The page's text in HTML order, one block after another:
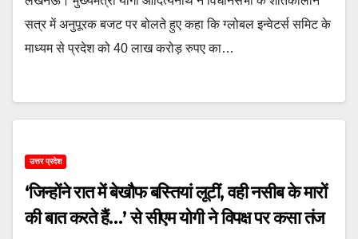
सत्र में अनुपूरक बजट पर बोलते हुए कहा कि ग्लोबल इन्वेटर्स समिट के
माध्यम से प्रदेश को 40 लाख करोड़ रुपए का…
उत्तर प्रदेश
‘जिन्होंने रात में बेखौफ बस्तियां लूटीं, वही नसीब के मारों
की बात करते हैं…’ से सीएम योगी ने विपक्ष पर कसा तंज